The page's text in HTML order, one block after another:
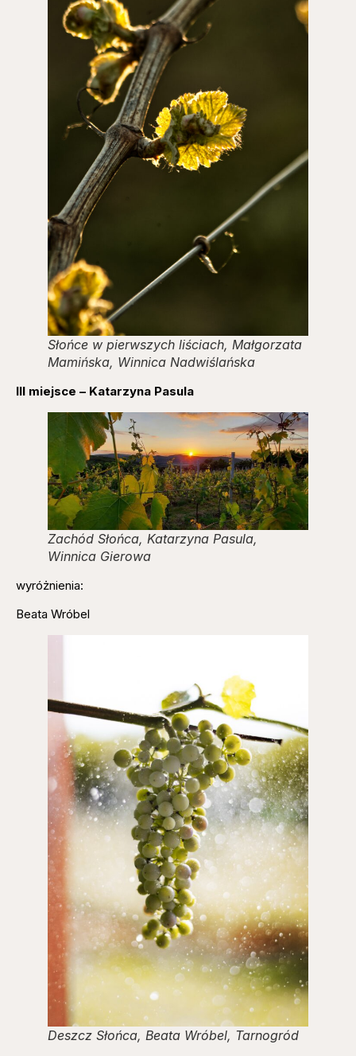
Słońce w pierwszych liściach, Małgorzata
Mamińska, Winnica Nadwiślańska
III miejsce – Katarzyna Pasula
Zachód Słońca, Katarzyna Pasula,
Winnica Gierowa
wyróżnienia:
Beata Wróbel
Deszcz Słońca, Beata Wróbel, Tarnogród